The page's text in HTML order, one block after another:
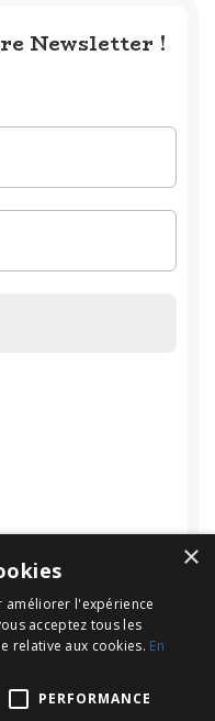
Newsletter !
×
améliorer l'expérience
acceptez tous les
relative aux cookies. En
PERFORMANCE